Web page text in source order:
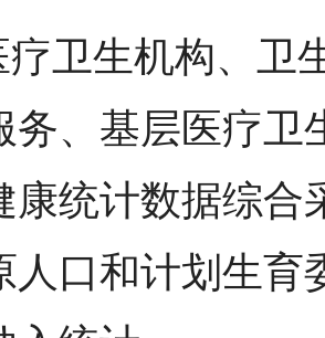
疗卫生机构、卫
务、基层医疗卫
康统计数据综合
人口和计划生育